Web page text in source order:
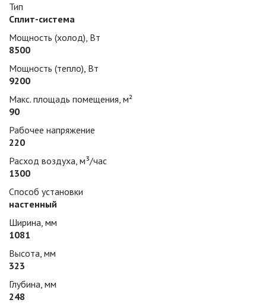
Тип
Сплит-система
Мощность (холод), Вт
8500
Мощность (тепло), Вт
9200
Макс. площадь помещения, м²
90
Рабочее напряжение
220
Расход воздуха, м³/час
1300
Способ установки
настенный
Ширина, мм
1081
Высота, мм
323
Глубина, мм
248